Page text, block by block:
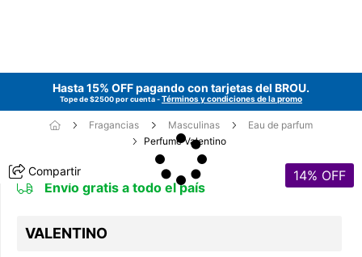
Hasta 15% OFF pagando con tarjetas del BROU.
Tope de $2500 por cuenta -Términos y condiciones de la promo
Fragancias Masculinas
Eau de parfum
Perfume Valentino
Compartir 14% OFF
Envío gratis a todo el país
VALENTINO